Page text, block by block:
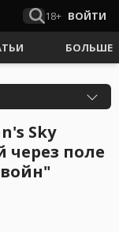
18+ ВОЙТИ
БОЛЬШЕ
Sky
через поле